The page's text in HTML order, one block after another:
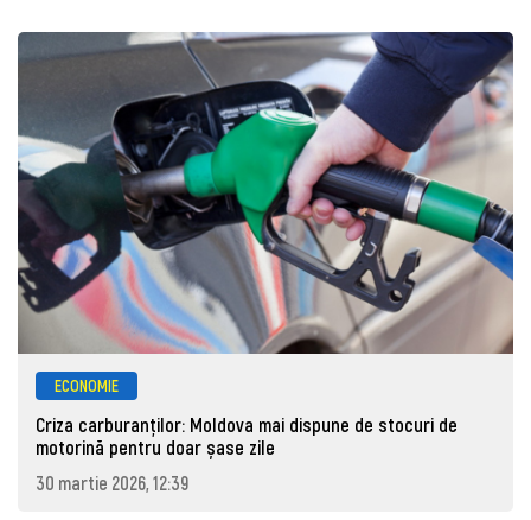
ECONOMIE
Criza carburanților: Moldova mai dispune de stocuri de
motorină pentru doar șase zile
30 martie 2026, 12:39